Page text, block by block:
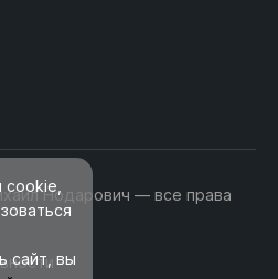
Нодарович — все права
сайт, вы